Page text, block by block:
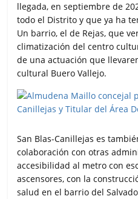
llegada, en septiembre de
todo el Distrito y que ya ha
Un barrio, el de Rejas, que
climatización del centro
de una actuación que
cultural Buero Vallejo.
San Blas-Canillejas es
colaboración con otras
accesibilidad al metro con
ascensores, con la
salud en el barrio del